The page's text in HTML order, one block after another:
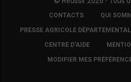
COPYRIGHTCONTACTS QUI
PRESSE AGRICOLE
CENTRE D'AIDE
MODIFIER MES